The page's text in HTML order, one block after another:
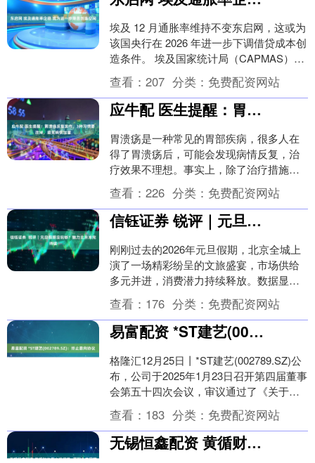
埃及 12 月通胀率维持不变东启网，这或为
该国央行在 2026 年进一步下调借贷成本创
造条件。 埃及国家统计局（CAPMAS）周
六发布数据称，12 月城市居民消....
查看： 207 分类： 免费配资网站
应牛配 医生提醒：胃溃疡反复发作，3种习惯要改掉，避免病情加重
胃溃疡是一种常见的胃部疾病，很多人在
得了胃溃疡后，可能会发现病情反复，治
疗效果不理想。事实上，除了治疗措施应
牛配，日常生活中的一些不良习惯也可能
在不知不觉中加重....
查看： 226 分类： 免费配资网站
信钰证券 锐评｜元旦假期没玩够？魅力北京未完待续
刚刚过去的2026年元旦假期，北京全城上
演了一场精彩纷呈的文旅盛宴，市场供给
多元并进，消费潜力持续释放。数据显示
信钰证券 ，全市接待游客880.8万人次，实
现旅....
查看： 176 分类： 免费配资网站
易富配资 *ST建艺(002789.SZ)：终止意向协议
格隆汇12月25日丨*ST建艺(002789.SZ)公
布，公司于2025年1月23日召开第四届董事
会第五十四次会议，审议通过了《关于与
控股股东签署〈房屋买卖意向....
查看： 183 分类： 免费配资网站
无锡恒鑫配资 黄循财休假也没闲着, 要配合美国管死芯片, 防止流入中国